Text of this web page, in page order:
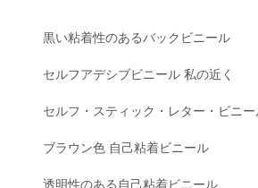
黒い粘着性のあるバックビニール
セルフアデシブビニール 私の近く
セルフ・スティック・レター・ビニ
ブラウン色 自己粘着ビニール
透明性のある自己粘着ビニール